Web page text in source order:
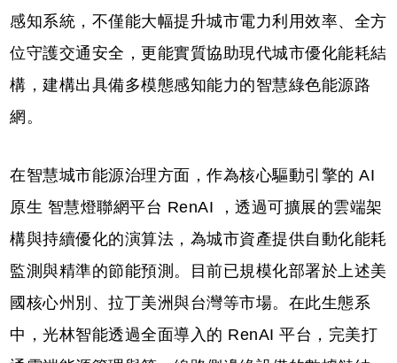
感知系統，不僅能大幅提升城市電力利用效率、全方
位守護交通安全，更能實質協助現代城市優化能耗結
構，建構出具備多模態感知能力的智慧綠色能源路
網。
在智慧城市能源治理方面，作為核心驅動引擎的 AI
原生 智慧燈聯網平台 RenAI ，透過可擴展的雲端架
構與持續優化的演算法，為城市資產提供自動化能耗
監測與精準的節能預測。目前已規模化部署於上述美
國核心州別、拉丁美洲與台灣等市場。在此生態系
中，光林智能透過全面導入的 RenAI 平台，完美打